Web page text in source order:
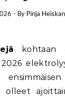
- By Pinja
kohtaan
2026